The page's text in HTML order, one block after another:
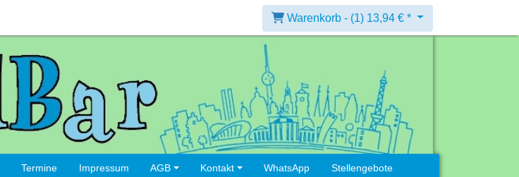
Warenkorb - (1) 13,94 € *
Termine Impressum AGB Kontakt WhatsApp Stellengebote